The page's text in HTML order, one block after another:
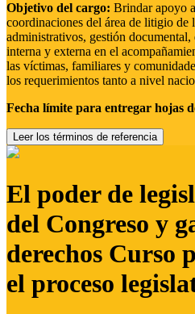
Objetivo del cargo: Brindar apoyo
coordinaciones del área de litigio de
administrativos, gestión
interna y externa en el
las víctimas, familiares y
los requerimientos tanto a nivel
Fecha límite para entregar hojas
Leer los términos de referencia
El poder de
del Congreso y
derechos Curso
el proceso